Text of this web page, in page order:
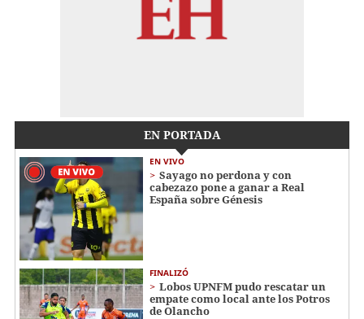
EN PORTADA
EN VIVO
Sayago no perdona y con
cabezazo pone a ganar a Real
España sobre Génesis
FINALIZÓ
Lobos UPNFM pudo rescatar un
empate como local ante los Potros
de Olancho